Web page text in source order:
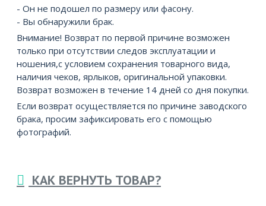
- Он не подошел по размеру или фасону.
- Вы обнаружили брак.
Внимание! Возврат по первой причине возможен
только при отсутствии следов эксплуатации и
ношения,с условием сохранения товарного вида,
наличия чеков, ярлыков, оригинальной упаковки.
Возврат возможен в течение 14 дней со дня покупки.
Если возврат осуществляется по причине заводского
брака, просим зафиксировать его с помощью
фотографий.
КАК ВЕРНУТЬ ТОВАР?